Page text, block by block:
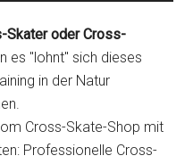
Skater oder Cross-
es "lohnt" sich dieses
in der Natur
Cross-Skate-Shop mit
Professionelle Cross-